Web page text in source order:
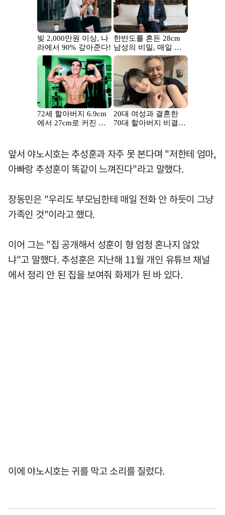
앞서 야노시호는 추성훈과 자주 못 본다며 "저한테 엄마,
아빠랑 추성훈이 똑같이 느껴진다"라고 말했다.
장동민은 "우리도 부모님한테 매일 전화 안 하듯이 그냥
가족인 것"이라고 했다.
이어 그는 "집 공개해서 성훈이 형 엄청 혼나지 않았
냐"고 말했다. 추성훈은 지난해 11월 개인 유튜브 채널
에서 정리 안 된 집을 보여줘 화제가 된 바 있다.
이에 야노시호는 귀를 막고 소리를 질렀다.